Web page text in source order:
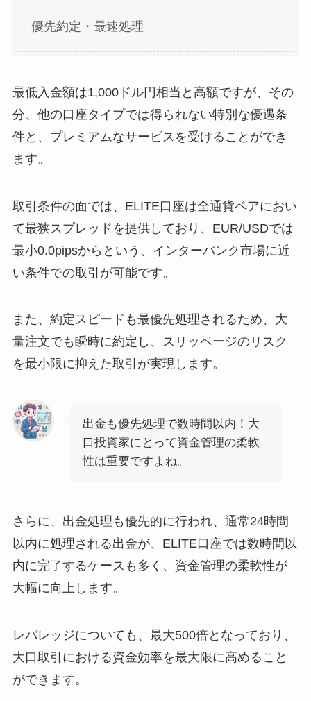
優先約定・最速処理
最低入金額は1,000ドル円相当と高額ですが、その
分、他の口座タイプでは得られない特別な優遇条
件と、プレミアムなサービスを受けることができ
ます。
取引条件の面では、ELITE口座は全通貨ペアにおい
て最狭スプレッドを提供しており、EUR/USDでは
最小0.0pipsからという、インターバンク市場に近
い条件での取引が可能です。
また、約定スピードも最優先処理されるため、大
量注文でも瞬時に約定し、スリッページのリスク
を最小限に抑えた取引が実現します。
出金も優先処理で数時間以内！大
口投資家にとって資金管理の柔軟
性は重要ですよね。
さらに、出金処理も優先的に行われ、通常24時間
以内に処理される出金が、ELITE口座では数時間以
内に完了するケースも多く、資金管理の柔軟性が
大幅に向上します。
レバレッジについても、最大500倍となっており、
大口取引における資金効率を最大限に高めること
ができます。